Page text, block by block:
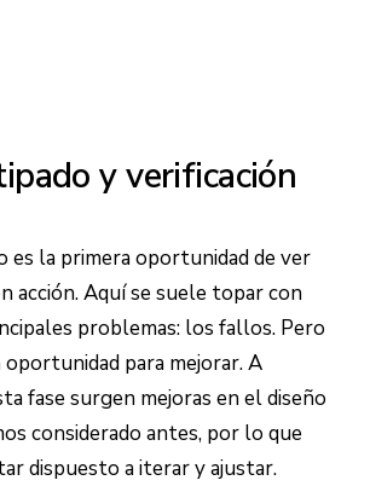
y verificación
es la primera oportunidad de ver
acción. Aquí se suele topar con
problemas: los fallos. Pero
para mejorar. A
fase surgen mejoras en el diseño
considerado antes, por lo que
dispuesto a iterar y ajustar.